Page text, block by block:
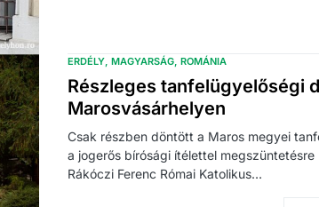
ERDÉLY MAGYARSÁG ROMÁNIA
Részleges tanfelügyelőségi
Marosvásárhelyen
Csak részben döntött a Maros megyei
a jogerős bírósági ítélettel megszüntetésre
Rákóczi Ferenc Római Katolikus…